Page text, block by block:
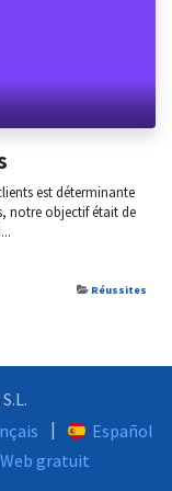
est déterminante
notre objectif était de
Réussites
|
Español
gratuit